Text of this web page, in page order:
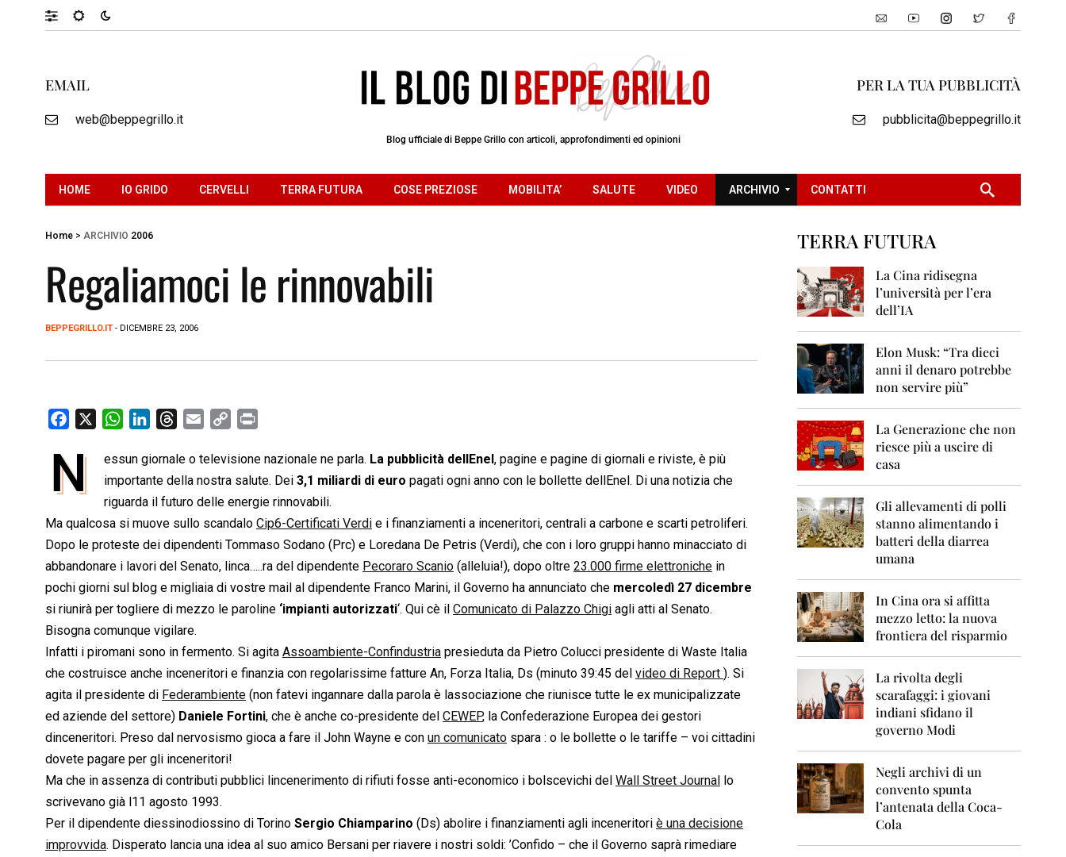
EMAIL
web@beppegrillo.it
Blog ufficiale di Beppe Grillo con articoli, approfondimenti ed opinioni
PER LA TUA PUBBLICITÀ
pubblicita@beppegrillo.it
HOME IO GRIDO CERVELLI TERRA FUTURA COSE PREZIOSE MOBILITA’ SALUTE VIDEO ARCHIVIO
2
0
8
2
9
1
0
2
1
0
2
CONTATTI
Home > ARCHIVIO 2006
Regaliamoci le rinnovabili
BEPPEGRILLO.IT - DICEMBRE 23, 2006
e
o
o
k
W
a
t
s
A
p
p
n
k
e
d
I
n
r
e
a
d
s
a
i
l
p
y
L
i
n
k
i
n
t
N essun giornale o televisione nazionale ne parla. La pubblicità dellEnel, pagine e pagine di giornali e riviste, è più
importante della nostra salute. Dei 3,1 miliardi di euro pagati ogni anno con le bollette dellEnel. Di una notizia che
riguarda il futuro delle energie rinnovabili.
Ma qualcosa si muove sullo scandalo Cip6-Certificati Verdi e i finanziamenti a inceneritori, centrali a carbone e scarti petroliferi.
Dopo le proteste dei dipendenti Tommaso Sodano (Prc) e Loredana De Petris (Verdi), che con i loro gruppi hanno minacciato di
abbandonare i lavori del Senato, linca…..ra del dipendente Pecoraro Scanio (alleluia!), dopo oltre 23.000 firme elettroniche in
pochi giorni sul blog e migliaia di vostre mail al dipendente Franco Marini, il Governo ha annunciato che mercoledì 27 dicembre
si riunirà per togliere di mezzo le paroline ‘impianti autorizzati‘. Qui cè il Comunicato di Palazzo Chigi agli atti al Senato.
Bisogna comunque vigilare.
Infatti i piromani sono in fermento. Si agita Assoambiente-Confindustria presieduta da Pietro Colucci presidente di Waste Italia
che costruisce anche inceneritori e finanzia con regolarissime fatture An, Forza Italia, Ds (minuto 39:45 del video di Report ). Si
agita il presidente di Federambiente (non fatevi ingannare dalla parola è lassociazione che riunisce tutte le ex municipalizzate
ed aziende del settore) Daniele Fortini, che è anche co-presidente del CEWEP, la Confederazione Europea dei gestori
dinceneritori. Preso dal nervosismo gioca a fare il John Wayne e con un comunicato spara : o le bollette o le tariffe – voi cittadini
dovete pagare per gli inceneritori!
Ma che in assenza di contributi pubblici lincenerimento di rifiuti fosse anti-economico i bolscevichi del Wall Street Journal lo
scrivevano già l11 agosto 1993.
Per il dipendente diessinodiossino di Torino Sergio Chiamparino (Ds) abolire i finanziamenti agli inceneritori  è una decisione
improvvida. Disperato lancia una idea al suo amico Bersani per riavere i nostri soldi: ’Confido – che il Governo saprà rimediare
TERRA FUTURA
La Cina ridisegna
l’università per l’era
dell’IA
Elon Musk: “Tra dieci
anni il denaro potrebbe
non servire più”
La Generazione che non
riesce più a uscire di
casa
Gli allevamenti di polli
stanno alimentando i
batteri della diarrea
umana
In Cina ora si affitta
mezzo letto: la nuova
frontiera del risparmio
La rivolta degli
scarafaggi: i giovani
indiani sfidano il
governo Modi
Negli archivi di un
convento spunta
l’antenata della Coca-
Cola